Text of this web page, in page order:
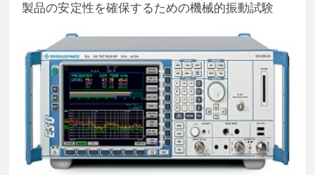
製品の安定性を確保するための機械的振動試験